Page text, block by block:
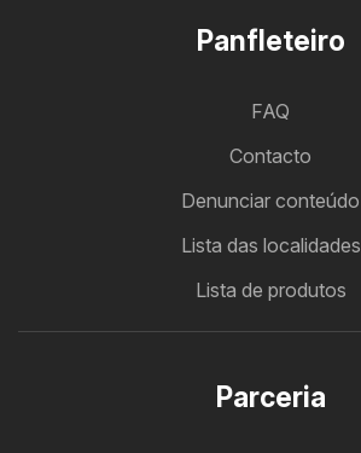
Panfleteiro
FAQ
Contacto
Denunciar conteúdo
Lista das localidades
Lista de produtos
Parceria